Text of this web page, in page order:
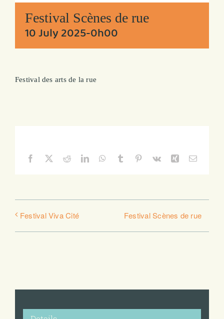
Festival Scènes de rue
10 July 2025-0h00
Festival des arts de la rue
Facebook
X RedditLinkedInWhatsApp
Tumblr Pinterest
Vk Xing Email
Festival Viva Cité Festival Scènes de rue